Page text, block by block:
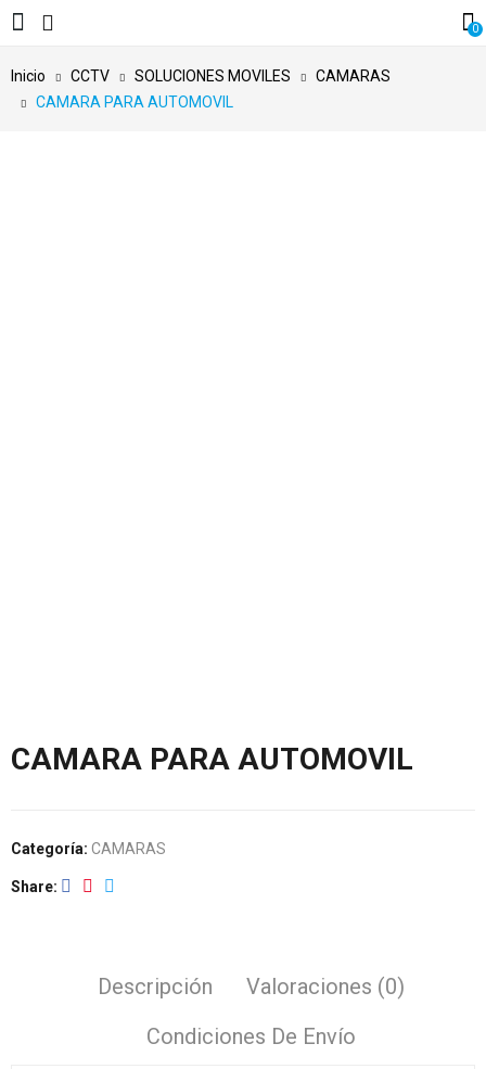
0
Inicio CCTV SOLUCIONES MOVILES
CAMARAS
CAMARA PARA AUTOMOVIL
CAMARA PARA AUTOMOVIL
Categoría: CAMARAS
Share
Descripción
Valoraciones (0)
Condiciones De Envío